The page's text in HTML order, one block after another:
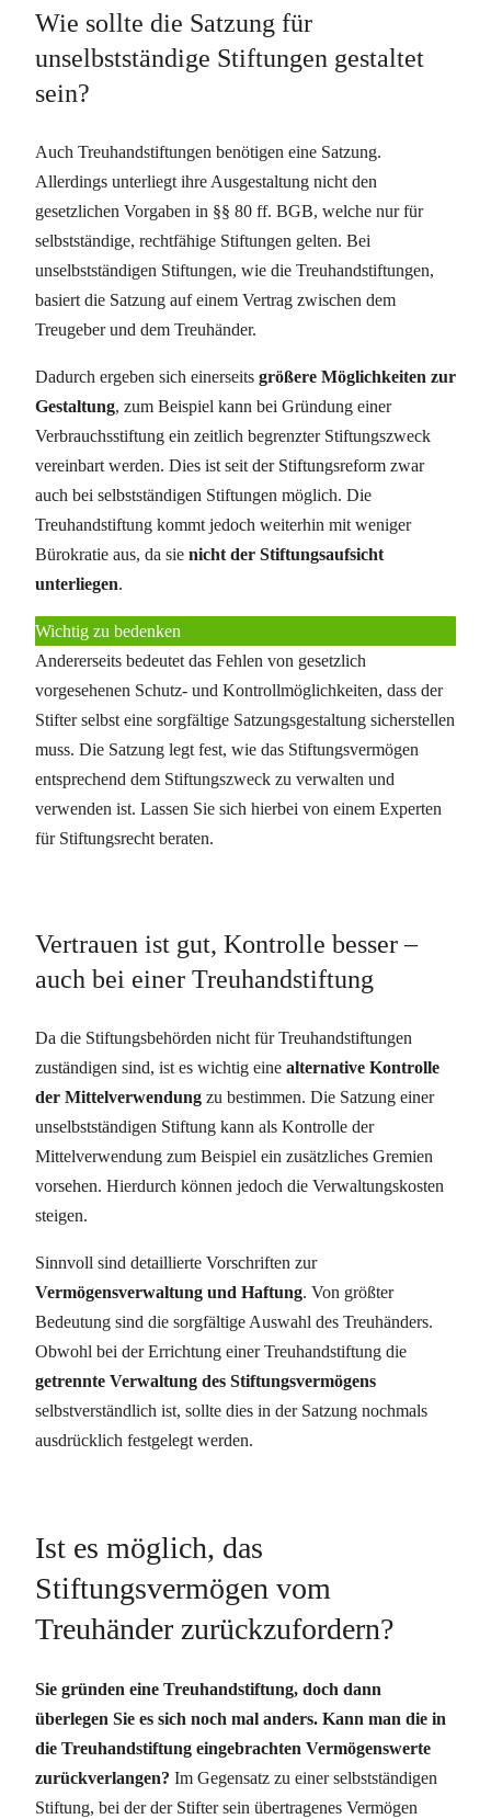
Wie sollte die Satzung für
unselbstständige Stiftungen gestaltet
sein?
Auch Treuhandstiftungen benötigen eine Satzung.
Allerdings unterliegt ihre Ausgestaltung nicht den
gesetzlichen Vorgaben in §§ 80 ff. BGB, welche nur für
selbstständige, rechtfähige Stiftungen gelten. Bei
unselbstständigen Stiftungen, wie die Treuhandstiftungen,
basiert die Satzung auf einem Vertrag zwischen dem
Treugeber und dem Treuhänder.
Dadurch ergeben sich einerseits größere Möglichkeiten zur
Gestaltung, zum Beispiel kann bei Gründung einer
Verbrauchsstiftung ein zeitlich begrenzter Stiftungszweck
vereinbart werden. Dies ist seit der Stiftungsreform zwar
auch bei selbstständigen Stiftungen möglich. Die
Treuhandstiftung kommt jedoch weiterhin mit weniger
Bürokratie aus, da sie nicht der Stiftungsaufsicht
unterliegen.
Wichtig zu bedenken
Andererseits bedeutet das Fehlen von gesetzlich
vorgesehenen Schutz- und Kontrollmöglichkeiten, dass der
Stifter selbst eine sorgfältige Satzungsgestaltung sicherstellen
muss. Die Satzung legt fest, wie das Stiftungsvermögen
entsprechend dem Stiftungszweck zu verwalten und
verwenden ist. Lassen Sie sich hierbei von einem Experten
für Stiftungsrecht beraten.
Vertrauen ist gut, Kontrolle besser –
auch bei einer Treuhandstiftung
Da die Stiftungsbehörden nicht für Treuhandstiftungen
zuständigen sind, ist es wichtig eine alternative Kontrolle
der Mittelverwendung zu bestimmen. Die Satzung einer
unselbstständigen Stiftung kann als Kontrolle der
Mittelverwendung zum Beispiel ein zusätzliches Gremien
vorsehen. Hierdurch können jedoch die Verwaltungskosten
steigen.
Sinnvoll sind detaillierte Vorschriften zur
Vermögensverwaltung und Haftung. Von größter
Bedeutung sind die sorgfältige Auswahl des Treuhänders.
Obwohl bei der Errichtung einer Treuhandstiftung die
getrennte Verwaltung des Stiftungsvermögens
selbstverständlich ist, sollte dies in der Satzung nochmals
ausdrücklich festgelegt werden.
Ist es möglich, das
Stiftungsvermögen vom
Treuhänder zurückzufordern?
Sie gründen eine Treuhandstiftung, doch dann
überlegen Sie es sich noch mal anders. Kann man die in
die Treuhandstiftung eingebrachten Vermögenswerte
zurückverlangen? Im Gegensatz zu einer selbstständigen
Stiftung, bei der der Stifter sein übertragenes Vermögen